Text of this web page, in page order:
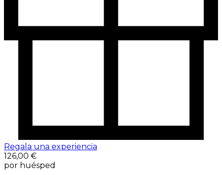
Regala una experiencia
126,00 €
por huésped